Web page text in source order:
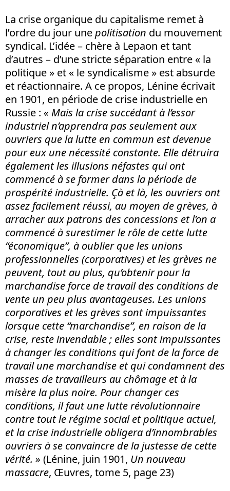
La crise organique du capitalisme remet à
l’ordre du jour unepolitisation du mouvement
syndical. L’idée – chère à Lepaon et tant
d’autres – d’une stricte séparation entre « la
politique » et « le syndicalisme » est absurde
et réactionnaire. A ce propos, Lénine écrivait
en 1901, en période de crise industrielle en
Russie : « Mais la crise succédant à l’essor
industriel n’apprendra pas seulement aux
ouvriers que la lutte en commun est devenue
pour eux une nécessité constante. Elle détruira
également les illusions néfastes qui ont
commencé à se former dans la période de
prospérité industrielle. Çà et là, les ouvriers ont
assez facilement réussi, au moyen de grèves, à
arracher aux patrons des concessions et l’on a
commencé à surestimer le rôle de cette lutte
“économique”, à oublier que les unions
professionnelles (corporatives) et les grèves ne
peuvent, tout au plus, qu’obtenir pour la
marchandise force de travail des conditions de
vente un peu plus avantageuses. Les unions
corporatives et les grèves sont impuissantes
lorsque cette “marchandise”, en raison de la
crise, reste invendable ; elles sont impuissantes
à changer les conditions qui font de la force de
travail une marchandise et qui condamnent des
masses de travailleurs au chômage et à la
misère la plus noire. Pour changer ces
conditions, il faut une lutte révolutionnaire
contre tout le régime social et politique actuel,
et la crise industrielle obligera d’innombrables
ouvriers à se convaincre de la justesse de cette
vérité. » (Lénine, juin 1901, Un nouveau
massacre, Œuvres, tome 5, page 23)